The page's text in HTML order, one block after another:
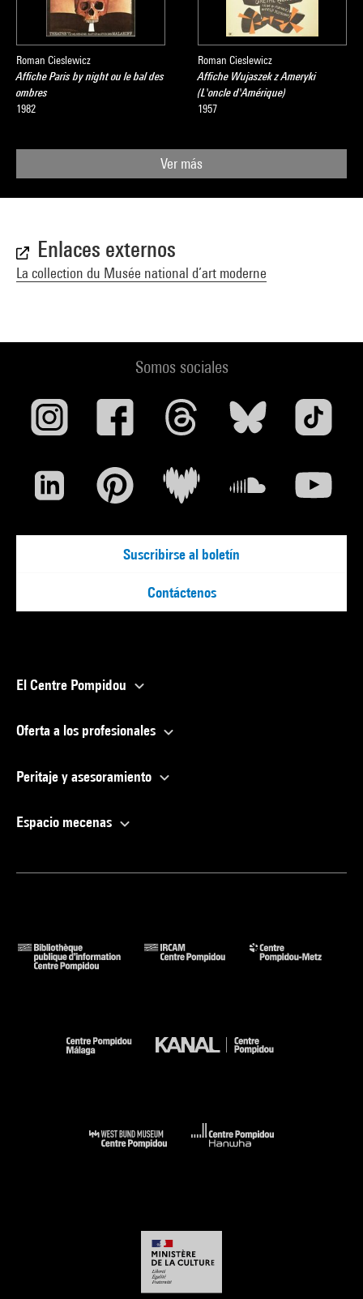
Roman Cieslewicz
Affiche Paris by night ou le bal des
ombres
1982
Roman Cieslewicz
Affiche Wujaszek z Ameryki
(L'oncle d'Amérique)
1957
Ver más
Enlaces externos
La collection du Musée national d’art moderne
Somos sociales
Suscribirse al boletín
Contáctenos
El Centre Pompidou
Oferta a los profesionales
Peritaje y asesoramiento
Espacio mecenas